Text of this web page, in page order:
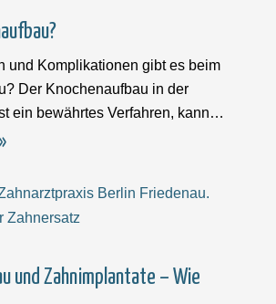
und Komplikationen gibt es beim
Der Knochenaufbau in der
ein bewährtes Verfahren, kann
und Zahnimplantate – Wie